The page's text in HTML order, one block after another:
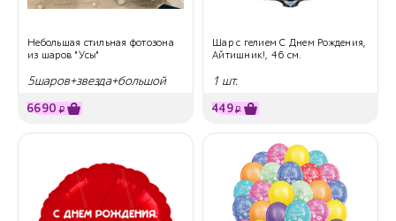
Небольшая стильная фотозона
из шаров "Усы"
5шаров+звезда+большой
6690 ₽
Шар с гелием С Днем Рождения,
Айтишник!, 46 см.
1 шт.
449₽